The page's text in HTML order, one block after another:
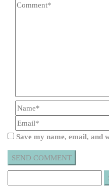
Save my name, email, and